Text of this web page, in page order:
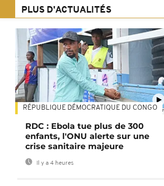
PLUS D'ACTUALITÉS
01:47
RÉPUBLIQUE DÉMOCRATIQUE DU CONGO
RDC : Ebola tue plus de 300
enfants, l'ONU alerte sur une
crise sanitaire majeure
Il y a 4 heures